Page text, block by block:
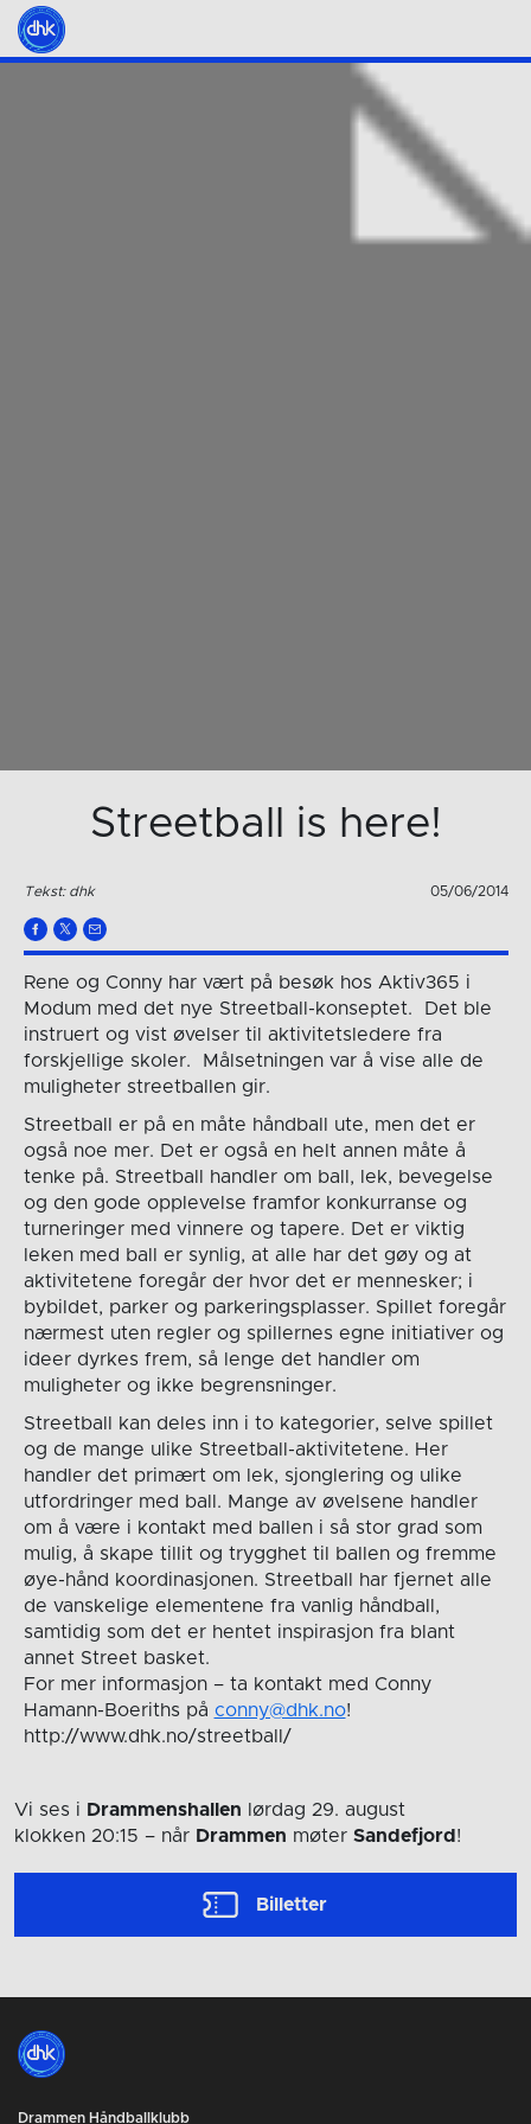
Streetball is here!
Tekst: dhk 05/06/2014
Rene og Conny har vært på besøk hos Aktiv365 i
Modum med det nye Streetball-konseptet. Det ble
instruert og vist øvelser til aktivitetsledere fra
forskjellige skoler. Målsetningen var å vise alle de
muligheter streetballen gir.
Streetball er på en måte håndball ute, men det er
også noe mer. Det er også en helt annen måte å
tenke på. Streetball handler om ball, lek, bevegelse
og den gode opplevelse framfor konkurranse og
turneringer med vinnere og tapere. Det er viktig
leken med ball er synlig, at alle har det gøy og at
aktivitetene foregår der hvor det er mennesker; i
bybildet, parker og parkeringsplasser. Spillet foregår
nærmest uten regler og spillernes egne initiativer og
ideer dyrkes frem, så lenge det handler om
muligheter og ikke begrensninger.
Streetball kan deles inn i to kategorier, selve spillet
og de mange ulike Streetball-aktivitetene. Her
handler det primært om lek, sjonglering og ulike
utfordringer med ball. Mange av øvelsene handler
om å være i kontakt med ballen i så stor grad som
mulig, å skape tillit og trygghet til ballen og fremme
øye-hånd koordinasjonen. Streetball har fjernet alle
de vanskelige elementene fra vanlig håndball,
samtidig som det er hentet inspirasjon fra blant
annet Street basket.
For mer informasjon – ta kontakt med Conny
Hamann-Boeriths på conny@dhk.no!
http://www.dhk.no/streetball/
Vi ses i Drammenshallen lørdag 29. august
klokken 20:15 – når Drammen møter Sandefjord !
Billetter
Drammen Håndballklubb